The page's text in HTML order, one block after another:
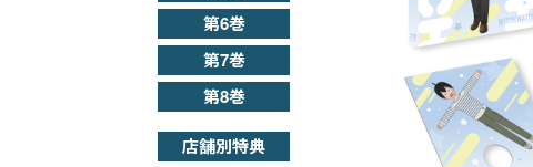
第6巻
第7巻
第8巻
店舗別特典